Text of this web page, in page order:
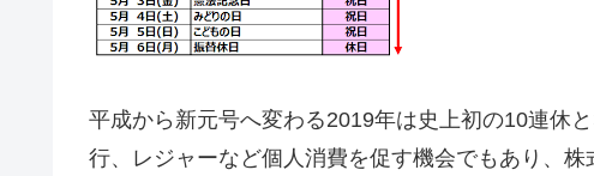
平成から新元号へ変わる2019年は史上初の10連休
行、レジャーなど個人消費を促す機会でもあり、